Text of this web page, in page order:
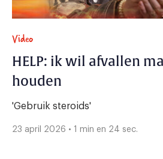
Video
HELP: ik wil afvallen
houden
'Gebruik steroids'
23 april 2026 • 1 min en 24 sec.